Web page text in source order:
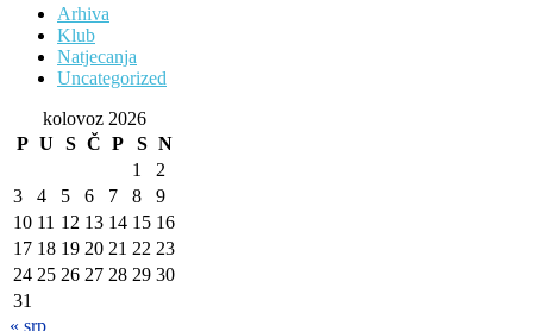
Arhiva
Klub
Natjecanja
Uncategorized
kolovoz 2026
P U S Č P S N
1
2
3
4 5 6 7 8
9
10 11 12 13 14 15 16
17 18 19 20 21 22 23
24 25 26 27 28 29 30
31
« srp